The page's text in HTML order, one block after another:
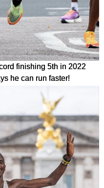
finishing 5th in 2022
he can run faster!